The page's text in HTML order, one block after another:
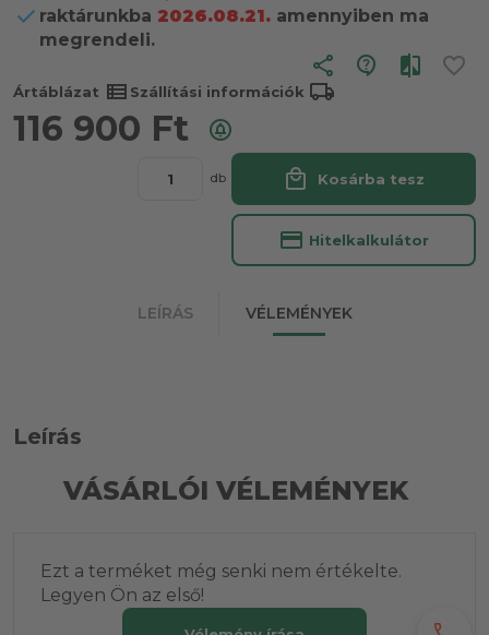
raktárunkba 2026.08.21. amennyiben ma
megrendeli.
share
Ártáblázat view_list Szállítási információk local_shipping
116 900 Ft
db local_mall Kosárba tesz
credit_card Hitelkalkulátor
LEÍRÁS VÉLEMÉNYEK
Leírás
VÁSÁRLÓI VÉLEMÉNYEK
Ezt a terméket még senki nem értékelte.
Legyen Ön az első!